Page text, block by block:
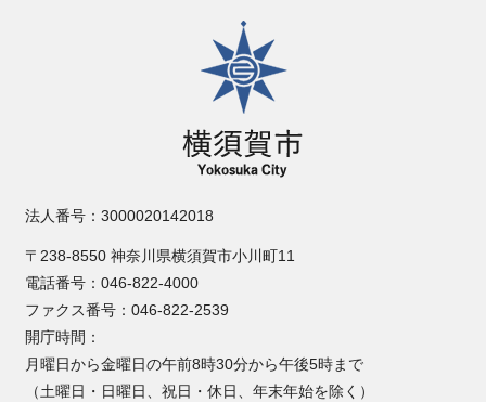
横須賀市
法人番号：3000020142018
〒238-8550 神奈川県横須賀市小川町11
電話番号：046-822-4000
ファクス番号：046-822-2539
開庁時間：
月曜日から金曜日の午前8時30分から午後5時まで
（土曜日・日曜日、祝日・休日、年末年始を除く）